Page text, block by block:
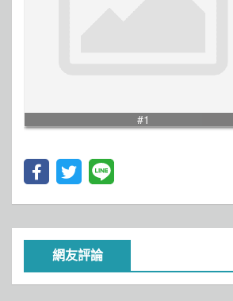
#1
網友評論